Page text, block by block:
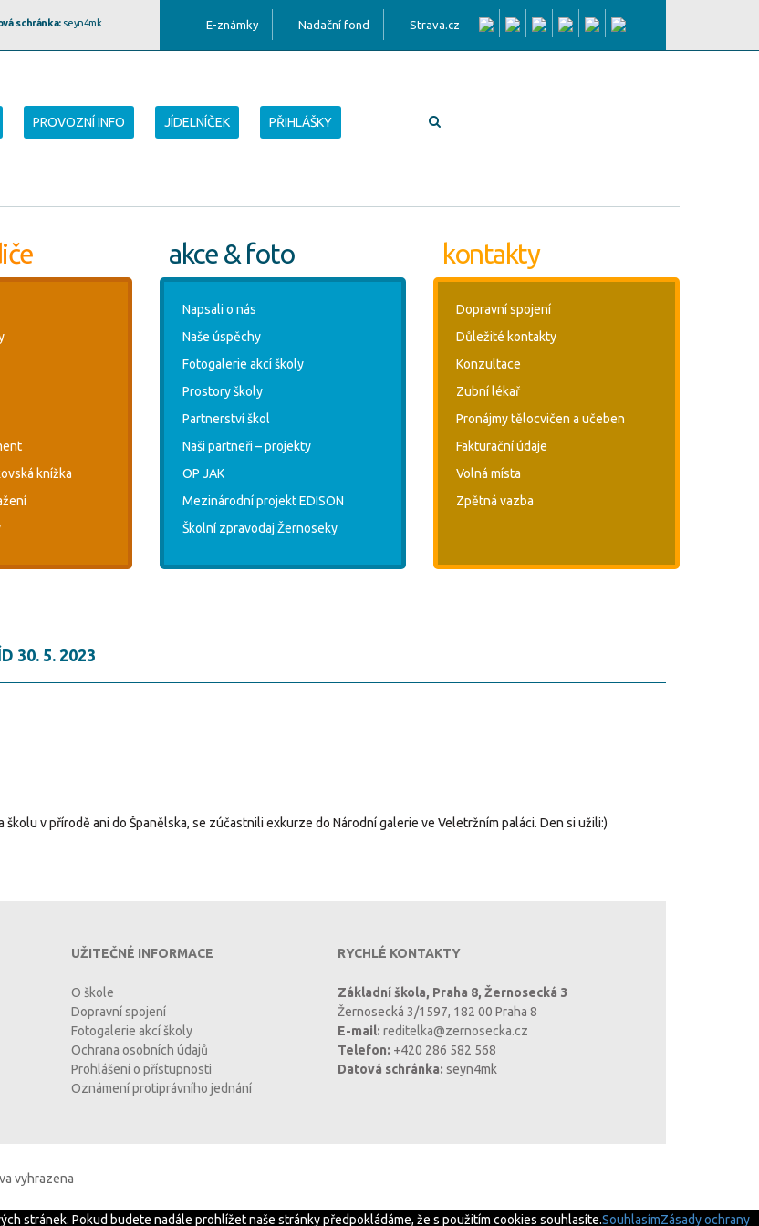
schránka:seyn4mk E-známky Nadační fond Strava.cz
PROVOZNÍ INFO JÍDELNÍČEK PŘIHLÁŠKY
knížka
akce & foto
Napsali o nás
Naše úspěchy
Fotogalerie akcí školy
Prostory školy
Partnerství škol
Naši partneři – projekty
OP JAK
Mezinárodní projekt EDISON
Školní zpravodaj Žernoseky
kontakty
Dopravní spojení
Důležité kontakty
Konzultace
Zubní lékař
Pronájmy tělocvičen a učeben
Fakturační údaje
Volná místa
Zpětná vazba
30. 5. 2023
v přírodě ani do Španělska, se zúčastnili exkurze do Národní galerie ve Veletržním paláci. Den si užili:)
UŽITEČNÉ INFORMACE
O škole
Dopravní spojení
Fotogalerie akcí školy
Ochrana osobních údajů
Prohlášení o přístupnosti
Oznámení protiprávního jednání
RYCHLÉ KONTAKTY
Základní škola, Praha 8, Žernosecká 3
Žernosecká 3/1597, 182 00 Praha 8
E-mail: reditelka@zernosecka.cz
Telefon: +420 286 582 568
Datová schránka: seyn4mk
vyhrazena
stránek. Pokud budete nadále prohlížet naše stránky předpokládáme, že s použitím cookies souhlasíte.SouhlasímZásady ochrany